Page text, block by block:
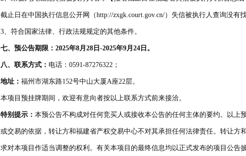
截止日在中国执行信息公开网（http://zxgk.court.gov.cn/）失信被执行人查询没有
3、符合国家法律、行政法规规定的其他条件。
七、预公告期限：2025年8月 28 日-2025年9月 24 日。
八、联系方式： 电话：0591-87276322；
地址： 福州市湖东路152号中山大厦A座22层。
本项目预挂牌期间，欢迎有意向者按以上联系方式前来接洽。
特别提示： 本预公告不构成对任何竞买人或接收本公告的任何主体的要约。以上
或交易的依据，转让方和福建省产权交易中心不对其承担任何法律责任。转让方
求对本项目作适当调整的权利。有关本项目的最终信息均以正式发布的项目公告